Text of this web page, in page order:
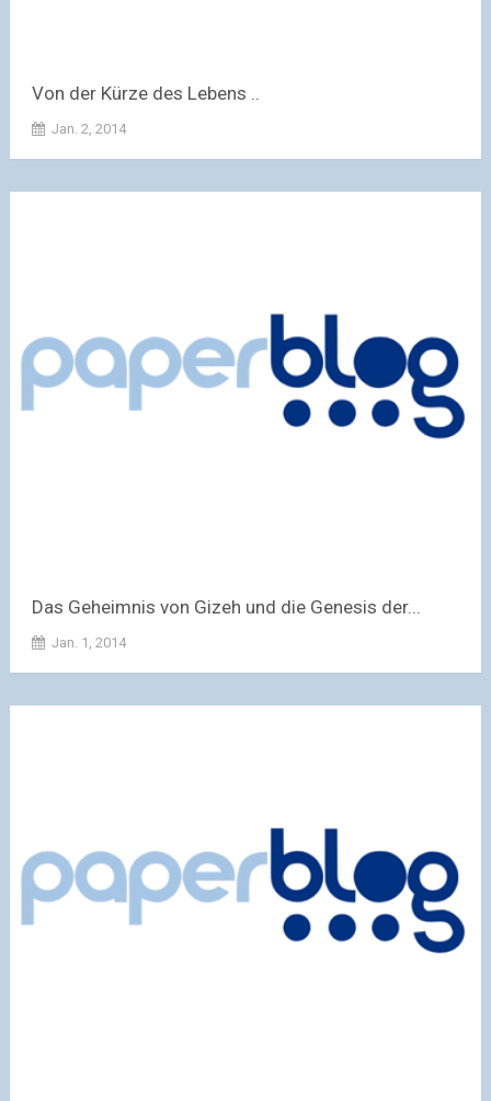
Von der Kürze des Lebens ..
Jan. 2, 2014
Das Geheimnis von Gizeh und die Genesis der...
Jan. 1, 2014